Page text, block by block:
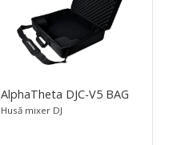
AlphaTheta DJC-V5 BAG
Husă mixer DJ